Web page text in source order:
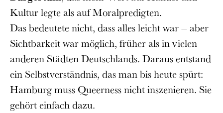
Kultur legte als auf Moralpredigten.
Das bedeutete nicht, dass alles leicht war – aber
Sichtbarkeit war möglich, früher als in vielen
anderen Städten Deutschlands. Daraus entstand
ein Selbstverständnis, das man bis heute spürt:
Hamburg muss Queerness nicht inszenieren. Sie
gehört einfach dazu.